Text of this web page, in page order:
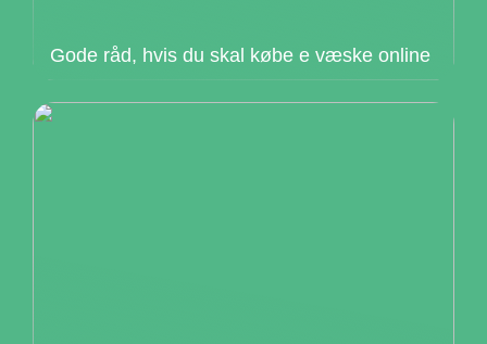
Gode råd, hvis du skal købe e væske online